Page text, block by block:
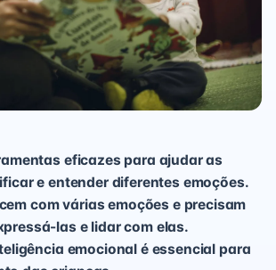
eficazes para ajudar as
e entender diferentes emoções.
com várias emoções e precisam
las e lidar com elas.
emocional é essencial para